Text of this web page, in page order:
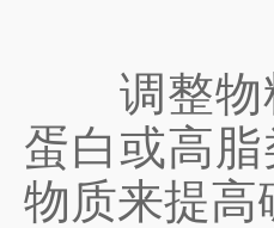
调整物料
蛋白或高
物质来提高